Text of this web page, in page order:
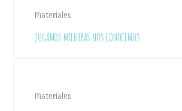
Materiales
JUGAMOS MIENTRAS NOS CONOCEMOS
Materiales